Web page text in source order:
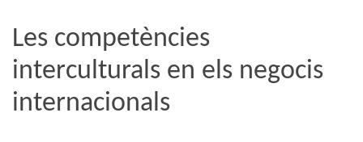
Les competències
interculturals en els negocis
internacionals